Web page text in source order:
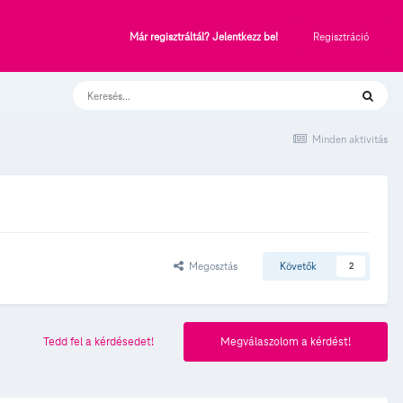
Már regisztráltál? Jelentkezz be! Regisztráció
Minden aktivitás
Megosztás Követők 2
Megválaszolom a kérdést!
Tedd fel a kérdésedet!